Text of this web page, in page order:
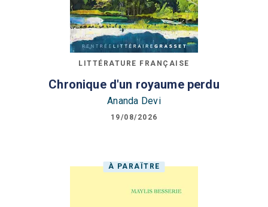
LITTÉRATURE FRANÇAISE
Chronique d'un royaume perdu
Ananda Devi
19/08/2026
À PARAÎTRE